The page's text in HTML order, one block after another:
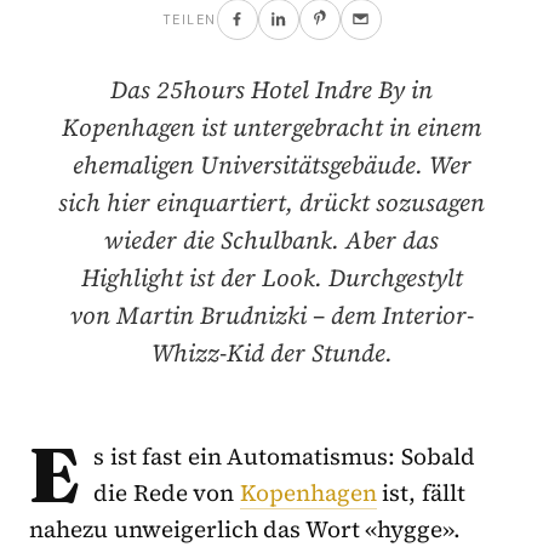
TEILEN
Das 25hours Hotel Indre By in
Kopenhagen ist untergebracht in einem
ehemaligen Universitätsgebäude. Wer
sich hier einquartiert, drückt sozusagen
wieder die Schulbank. Aber das
Highlight ist der Look. Durchgestylt
von Martin Brudnizki – dem Interior-
Whizz-Kid der Stunde.
E s ist fast ein Automatismus: Sobald
die Rede vonKopenhagenist, fällt
nahezu unweigerlich das Wort «hygge».